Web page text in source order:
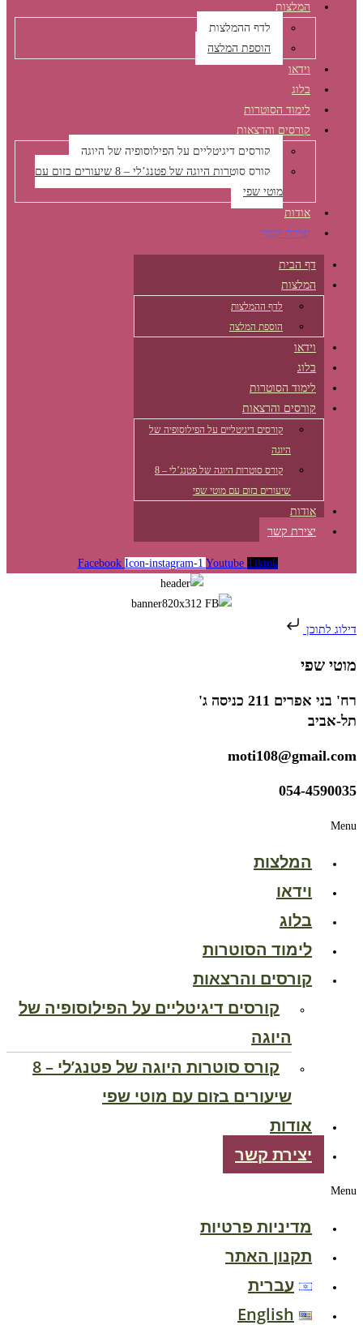
המלצות
לדף ההמלצות
הוספת המלצה
וידאו
בלוג
לימוד הסוטרות
קורסים והרצאות
קורסים דיגיטליים על הפילוסופיה של היוגה
קורס סוטרות היוגה של פטנג’לי – 8 שיעורים בזום עם
מוטי שפי
אודות
יצירת קשר
דף הבית
המלצות
לדף ההמלצות
הוספת המלצה
וידאו
בלוג
לימוד הסוטרות
קורסים והרצאות
קורסים דיגיטליים על הפילוסופיה של
היוגה
קורס סוטרות היוגה של פטנג’לי – 8
שיעורים בזום עם מוטי שפי
אודות
יצירת קשר
Facebook Icon-instagram-1 Youtube Tiktok
דילוג לתוכן
מוטי שפי
רח' בני אפרים 211 כניסה ג'
תל-אביב
moti108@gmail.com
054-4590035
Menu
המלצות
וידאו
בלוג
לימוד הסוטרות
קורסים והרצאות
קורסים דיגיטליים על הפילוסופיה של
היוגה
קורס סוטרות היוגה של פטנג’לי – 8
שיעורים בזום עם מוטי שפי
אודות
יצירת קשר
Menu
מדיניות פרטיות
תקנון האתר
עברית
English